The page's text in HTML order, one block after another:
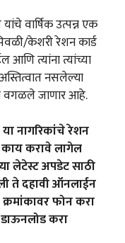
वार्षिक उत्पन्न एक
केशरी रेशन कार्ड
आणि त्यांना त्यांच्या
नसलेल्या
वगळले जाणार आहे.
नागरिकांचे रेशन
काय करावे लागेल
लेटेस्ट अपडेट साठी
ते दहावी ऑनलाईन
फोन करा
करा